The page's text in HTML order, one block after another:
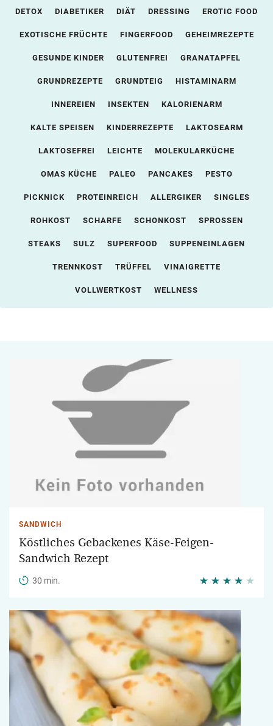
DETOX DIABETIKER DIÄT DRESSING EROTIC FOOD
EXOTISCHE FRÜCHTE FINGERFOOD GEHEIMREZEPTE
GESUNDE KINDER GLUTENFREI GRANATAPFEL
GRUNDREZEPTE GRUNDTEIG HISTAMINARM
INNEREIEN INSEKTEN KALORIENARM
KALTE SPEISEN KINDERREZEPTE LAKTOSEARM
LAKTOSEFREI LEICHTE MOLEKULARKÜCHE
OMAS KÜCHE PALEO PANCAKES PESTO
PICKNICK PROTEINREICH ALLERGIKER SINGLES
ROHKOST SCHARFE SCHONKOST SPROSSEN
STEAKS SULZ SUPERFOOD SUPPENEINLAGEN
TRENNKOST TRÜFFEL VINAIGRETTE
VOLLWERTKOST WELLNESS
SANDWICH
Köstliches Gebackenes Käse-Feigen-
Sandwich Rezept
30 min.